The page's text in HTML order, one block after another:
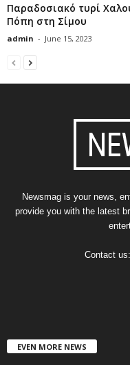
Παραδοσιακό τυρί
Πόπη στη Σίμου
admin - June 15, 2023
Newsmag is your news,
provide you with the latest
Contact us:
EVEN MORE NEWS